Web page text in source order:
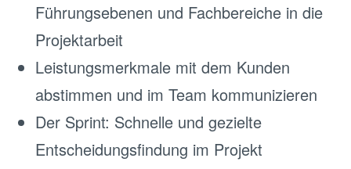
Führungsebenen und Fachbereiche in die
Projektarbeit
Leistungsmerkmale mit dem Kunden
abstimmen und im Team kommunizieren
Der Sprint: Schnelle und gezielte
Entscheidungsfindung im Projekt